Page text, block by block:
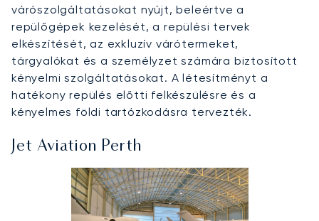
várószolgáltatásokat nyújt, beleértve a
repülőgépek kezelését, a repülési tervek
elkészítését, az exkluzív várótermeket,
tárgyalókat és a személyzet számára biztosított
kényelmi szolgáltatásokat. A létesítményt a
hatékony repülés előtti felkészülésre és a
kényelmes földi tartózkodásra tervezték.
Jet Aviation Perth